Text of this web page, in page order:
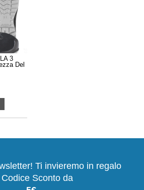
3
Del
Ti invieremo in regalo
Codice Sconto da